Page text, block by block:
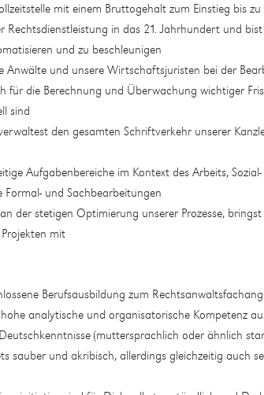
mit einem Bruttogehalt zum Einstieg bis
in das 21. Jahrhundert und bist
und zu beschleunigen
Anwälte und unsere Wirtschaftsjuristen bei der
für die Berechnung und Überwachung wichtiger
sind
den gesamten Schriftverkehr unserer
Aufgabenbereiche im Kontext des Arbeits,
Formal- und Sachbearbeitungen
der stetigen Optimierung unserer Prozesse,
mit
Berufsausbildung zum
analytische und organisatorische Kompetenz
(muttersprachlich oder ähnlich
sauber und akribisch, allerdings gleichzeitig auch